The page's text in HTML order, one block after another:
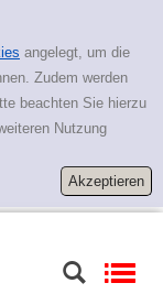
angelegt, um die
Zudem werden
beachten Sie hierzu
Nutzung